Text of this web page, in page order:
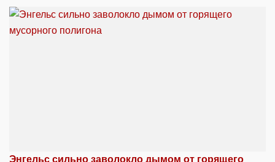
Энгельс сильно заволокло дымом от горящего